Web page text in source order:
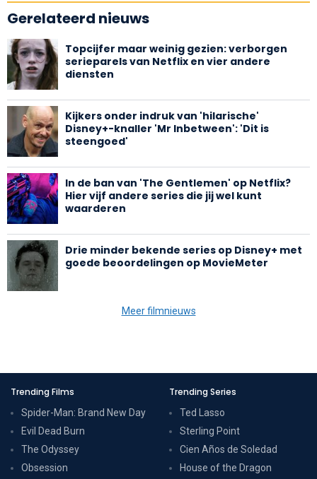
Gerelateerd nieuws
Topcijfer maar weinig gezien: verborgen
serieparels van Netflix en vier andere
diensten
Kijkers onder indruk van 'hilarische'
Disney+-knaller 'Mr Inbetween': 'Dit is
steengoed'
In de ban van 'The Gentlemen' op Netflix?
Hier vijf andere series die jij wel kunt
waarderen
Drie minder bekende series op Disney+ met
goede beoordelingen op MovieMeter
Meer filmnieuws
Trending Films
Spider-Man: Brand New Day
Evil Dead Burn
The Odyssey
Obsession
Trending Series
Ted Lasso
Sterling Point
Cien Años de Soledad
House of the Dragon